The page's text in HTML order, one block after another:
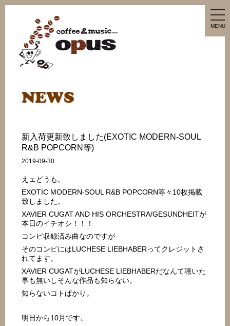
MENU
新入荷更新致しました(EXOTIC MODERN-SOUL
R&B POPCORN等)
2019-09-30
えェどうも。
EXOTIC MODERN-SOUL R&B POPCORN等々10枚掲載
致しました。
XAVIER CUGAT AND HIS ORCHESTRA/GESUNDHEITが
本日のイチオシ！！！
コンピ収録済み曲なのですが
そのコンピにはLUCHESE LIEBHABERってクレジットさ
れてます。
XAVIER CUGATがLUCHESE LIEBHABERだなんて聴いた
事も無いしそんな作品も知らない。
知らないコトばかり。
明日から10月です。